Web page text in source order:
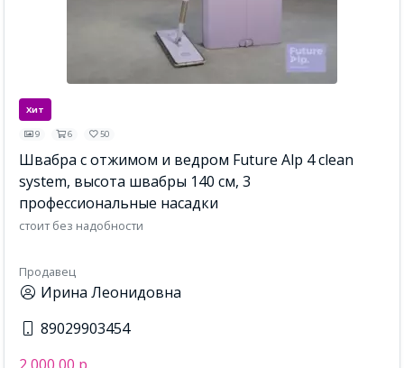
Хит
9 6 50
Швабра с отжимом и ведром Future Alp 4 clean
system, высота швабры 140 см, 3
профессиональные насадки
стоит без надобности
Продавец
Ирина Леонидовна
89029903454